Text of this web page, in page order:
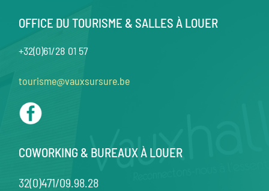
OFFICE DU TOURISME & SALLES À LOUER
+32(0)61/28 01 57
tourisme@vauxsursure.be
COWORKING & BUREAUX À LOUER
32(0)471/09.98.28